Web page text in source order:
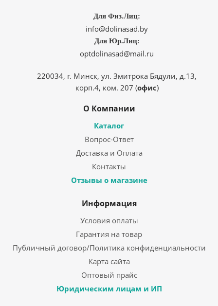
Для Физ.Лиц:
info@dolinasad.by
Для Юр.Лиц:
optdolinasad@mail.ru
220034, г. Минск, ул. Змитрока Бядули, д.13,
корп.4, ком. 207 (офис)
О Компании
Каталог
Вопрос-Ответ
Доставка и Оплата
Контакты
Отзывы о магазине
Информация
Условия оплаты
Гарантия на товар
Публичный договор/Политика конфиденциальности
Карта сайта
Оптовый прайс
Юридическим лицам и ИП